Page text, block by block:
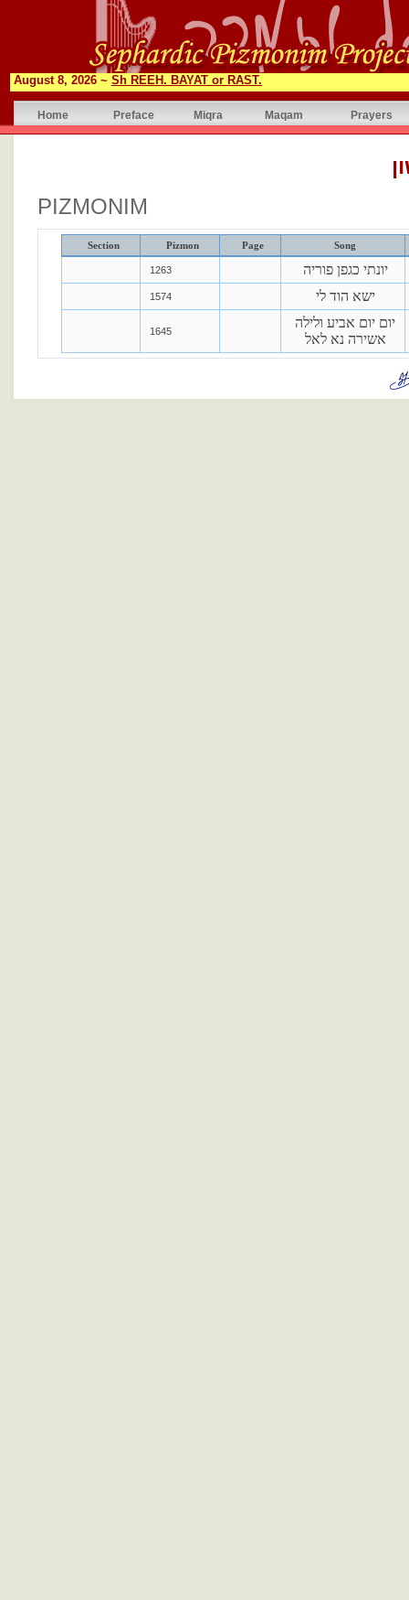
August 8, 2026 ~ Sh REEH. BAYAT or RAST.
Home Preface Miqra Maqam Prayers
PIZMONIM
Section Pizmon Page Song
1263 יונתי כגפן פוריה
1574 ישא הוד לי
1645
יום יום אביע ולילה
אשירה נא לאל